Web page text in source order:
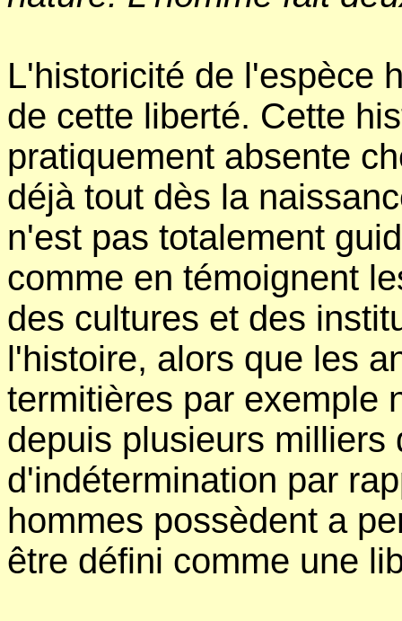
L'historicité de l'espèce
de cette liberté. Cette
pratiquement absente
déjà tout dès la
n'est pas totalement
comme en témoignent
des cultures et des
l'histoire, alors que les
termitières par exemple
depuis plusieurs
d'indétermination par
hommes possèdent a
être défini comme une